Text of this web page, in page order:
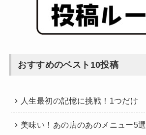
おすすめのベスト10投稿
人生最初の記憶に挑戦！1つだけ
美味い！あの店のあのメニュー5選